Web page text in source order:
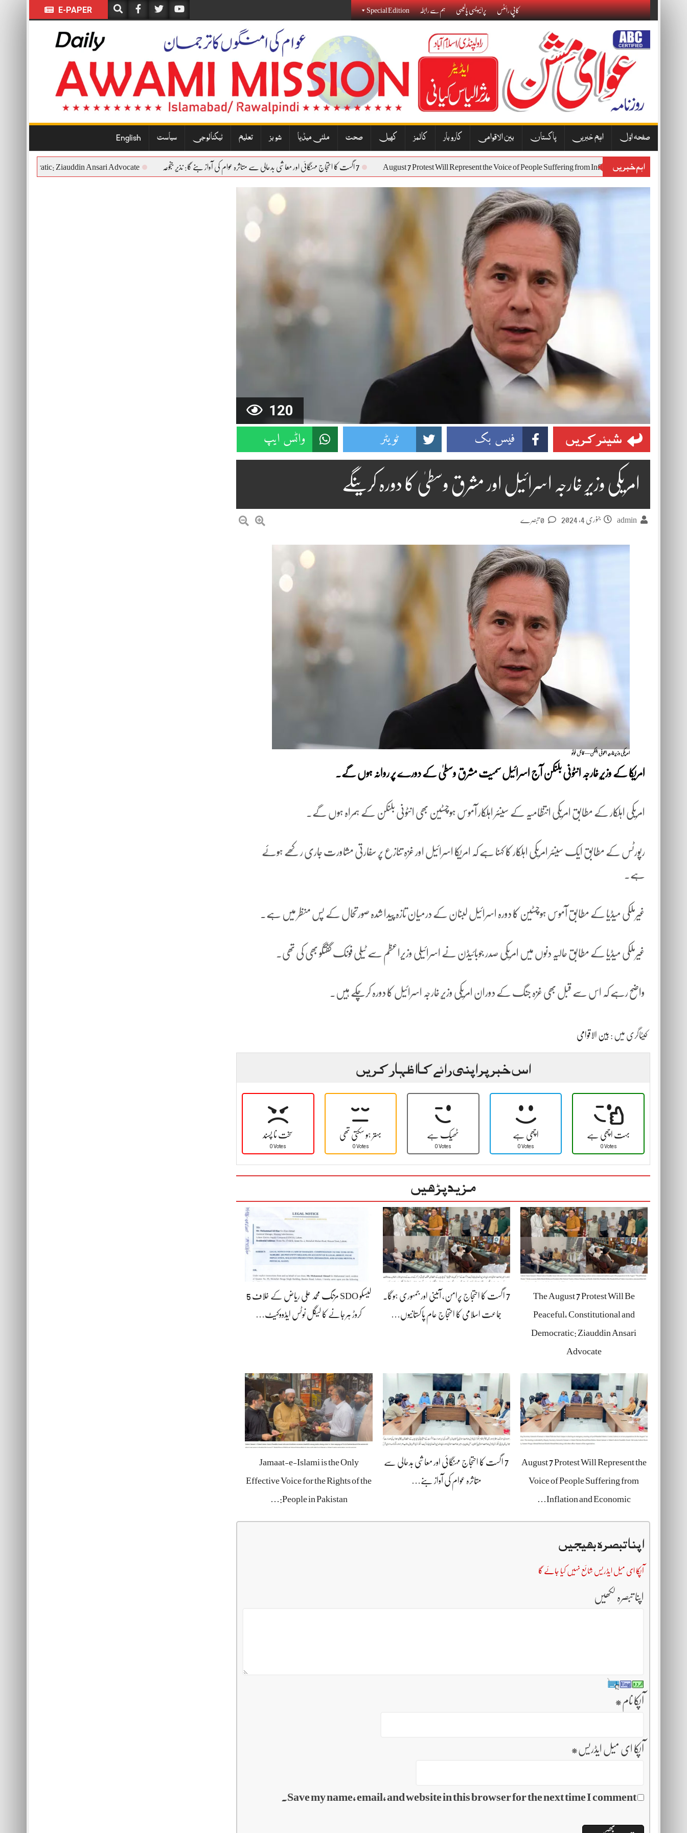
E-PAPER کاپی رائٹس پرائیویسی پالیسی ہم سے رابطہ Special Edition
صفحہ اوّل اہم خبریں پاکستان بین الاقوامی کاروبار کالمز کھیل صحت ملٹی میڈیا شوبز تعلیم ٹیکنالوجی سیاست English
اہم خبریں
August 7 Protest Will Represent the Voice of People Suffering from Inflation and
and Democratic: Ziauddin Ansari Advocate
120
شیئر کریں فیس بک ٹویٹر واٹس ایپ
امریکی وزیرِ خارجہ اسرائیل اور مشرق وسطیٰ کا دورہ کرینگے
admin جنوری 4, 2024
امریکی وزیرخارجہ انٹونی بلنکن— فائل فوٹو
امریکا کے وزیرِ خارجہ انٹونی بلنکن آج اسرائیل سمیت مشرق وسطیٰ کے دورے پر روانہ ہوں گے۔
امریکی اہلکار کے مطابق امریکی انتظامیہ کے سینئر اہلکار آموس ہوچسٹین بھی انٹونی بلنکن کے ہمراہ ہوں گے۔
رپورٹس کے مطابق ایک سینئر امریکی اہلکار کا کہنا ہے کہ امریکا اسرائیل اور غزہ تنازع پر سفارتی مشاورت جاری رکھے ہوئے
ہے۔
غیرملکی میڈیا کے مطابق آموس ہوچسٹین کا دورہ اسرائیل لبنان کے درمیان تازہ پیدا شدہ صورتحال کے پس منظر میں ہے۔
غیرملکی میڈیا کے مطابق حالیہ دنوں میں امریکی صدر جوبائیڈن نے اسرائیلی وزیراعظم سے ٹیلی فونک گفتگو بھی کی تھی۔
واضح رہے کہ اس سے قبل بھی غزہ جنگ کے دوران امریکی وزیرِ خارجہ اسرائیل کا دورہ کرچکے ہیں۔
کیٹاگری میں : بین الاقوامی
اس خبر پر اپنی رائے کا اظہار کریں
سخت نا پسند
0 Votes
بہتر ہو سکتی تھی
0 Votes
ٹھیک ہے
0 Votes
اچھی ہے
0 Votes
بہت اچھی ہے
0 Votes
مزید پڑھیں
The August 7 Protest Will Be
Peaceful, Constitutional and
Democratic: Ziauddin Ansari
Advocate
7 اگست کا احتجاج پرامن، آئینی اور جمہوری ہوگا۔
جماعت اسلامی کا احتجاج عام پاکستانیوں…
لیسکو SDO مزنگ محمد علی ریاض کے خلاف 5
کروڑ ہرجانے کا لیگل نوٹس ایڈووکیٹ…
August 7 Protest Will Represent the
Voice of People Suffering from
Inflation and Economic…
7 اگست کا احتجاج مہنگائی اور معاشی بدحالی سے
متاثرہ عوام کی آواز بنے…
Jamaat-e-Islami is the Only
Effective Voice for the Rights of the
People in Pakistan:…
اپنا تبصرہ بھیجیں
آپکا ای میل ایڈریس شائع نہیں کیا جائے گا
اپنا تبصرہ لکھیں
آپکا نام *
آپکا ای میل ایڈریس *
Save my name, email, and website in this browser for the next time I comment.